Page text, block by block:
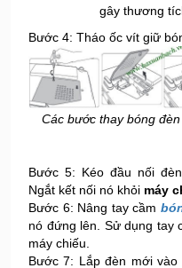
gây thương
Bước 4: Tháo ốc vít giữ
Các bước thay bóng
Bước 5: Kéo đầu nối
Ngắt kết nối nó khỏi máy
Bước 6: Nâng tay cầm
nó đứng lên. Sử dụng tay
máy chiếu.
Bước 7: Lắp đèn mới